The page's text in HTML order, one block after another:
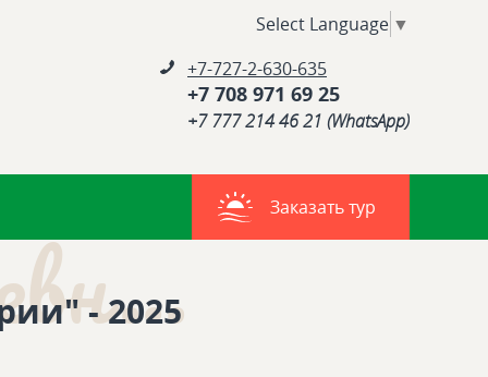
Select Language ▼
+7-727-2-630-635
+7 708 971 69 25
+7 777 214 46 21 (WhatsApp)
Заказать тур
- 2025